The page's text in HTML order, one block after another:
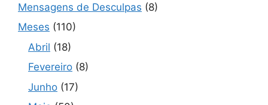
Mensagens de Desculpas (8)
Meses (110)
Abril (18)
Fevereiro (8)
Junho (17)